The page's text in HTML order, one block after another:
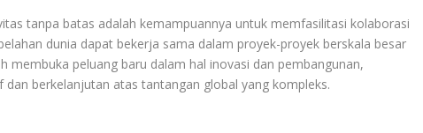
tanpa batas adalah kemampuannya untuk memfasilitasi kolaborasi
dunia dapat bekerja sama dalam proyek-proyek berskala besar
membuka peluang baru dalam hal inovasi dan pembangunan,
berkelanjutan atas tantangan global yang kompleks.